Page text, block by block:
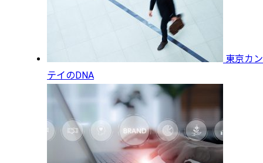
東京カン
テイのDNA